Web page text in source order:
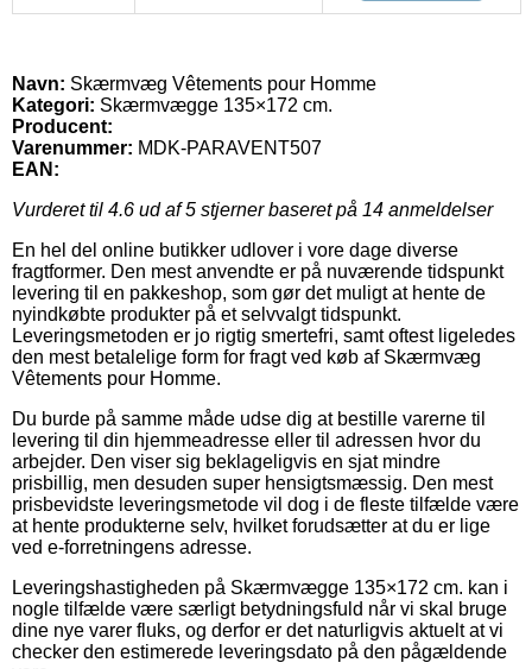
Navn: Skærmvæg Vêtements pour Homme
Kategori: Skærmvægge 135×172 cm.
Producent:
Varenummer: MDK-PARAVENT507
EAN:
Vurderet til 4.6 ud af 5 stjerner baseret på 14 anmeldelser
En hel del online butikker udlover i vore dage diverse
fragtformer. Den mest anvendte er på nuværende tidspunkt
levering til en pakkeshop, som gør det muligt at hente de
nyindkøbte produkter på et selvvalgt tidspunkt.
Leveringsmetoden er jo rigtig smertefri, samt oftest ligeledes
den mest betalelige form for fragt ved køb af Skærmvæg
Vêtements pour Homme.
Du burde på samme måde udse dig at bestille varerne til
levering til din hjemmeadresse eller til adressen hvor du
arbejder. Den viser sig beklageligvis en sjat mindre
prisbillig, men desuden super hensigtsmæssig. Den mest
prisbevidste leveringsmetode vil dog i de fleste tilfælde være
at hente produkterne selv, hvilket forudsætter at du er lige
ved e-forretningens adresse.
Leveringshastigheden på Skærmvægge 135×172 cm. kan i
nogle tilfælde være særligt betydningsfuld når vi skal bruge
dine nye varer fluks, og derfor er det naturligvis aktuelt at vi
checker den estimerede leveringsdato på den pågældende